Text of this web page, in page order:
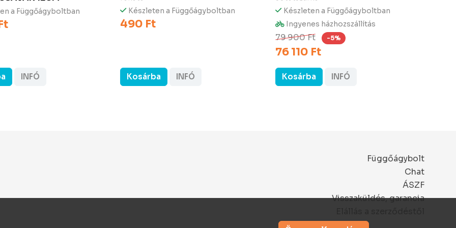
a Függőágyboltban
INFÓ
Készleten a Függőágyboltban
490 Ft
Kosárba INFÓ
Készleten a Függőágyboltban
Ingyenes házhozszállítás
79 900 Ft -5%
76 110 Ft
Kosárba INFÓ
Függőágybolt
Chat
ÁSZF
Visszaküldés, garancia